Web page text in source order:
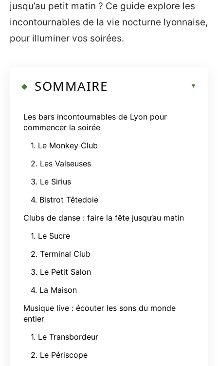
jusqu’au petit matin ? Ce guide explore les
incontournables de la vie nocturne lyonnaise,
pour illuminer vos soirées.
SOMMAIRE
Les bars incontournables de Lyon pour
commencer la soirée
1. Le Monkey Club
2. Les Valseuses
3. Le Sirius
4. Bistrot Têtedoie
Clubs de danse : faire la fête jusqu’au matin
1. Le Sucre
2. Terminal Club
3. Le Petit Salon
4. La Maison
Musique live : écouter les sons du monde
entier
1. Le Transbordeur
2. Le Périscope